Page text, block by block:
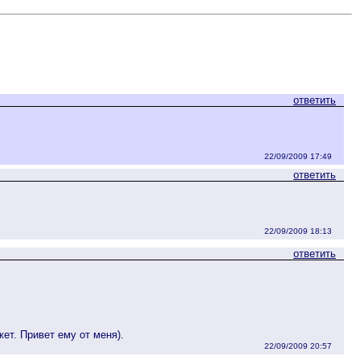
ответить
22/09/2009 17:49
ответить
22/09/2009 18:13
ответить
Привет ему от меня).
22/09/2009 20:57